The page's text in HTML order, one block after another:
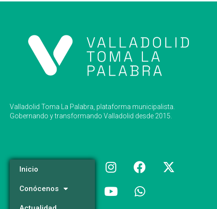
Valladolid Toma La Palabra, plataforma municipalista.
Gobernando y transformando Valladolid desde 2015.
Inicio
Conócenos